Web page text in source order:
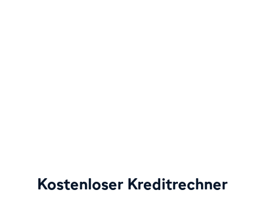
Kostenloser Kreditrechner